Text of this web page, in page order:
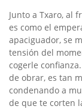
Junto a Txaro, al
es como el
apaciguador, se
tensión del
cogerle
de obrar, es tan
condenando a
de que te corten